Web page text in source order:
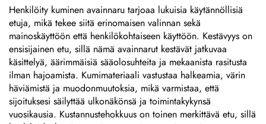
kilviä, syövytettyjä
nimikilviä, merkkiä,
lasergraavattuja
anodisoituja alumiinikilviä,
tarrakilviä
Henkilöity kuminen avainnaru tarjoaa lukuisia käytännöllisiä
etuja, mikä tekee siitä erinomaisen valinnan sekä
mainoskäyttöön että henkilökohtaiseen käyttöön. Kestävyys on
ensisijainen etu, sillä nämä avainnarut kestävät jatkuvaa
käsittelyä, äärimmäisiä sääolosuhteita ja mekaanista rasitusta
ilman hajoamista. Kumimateriaali vastustaa halkeamia, värin
häviämistä ja muodonmuutoksia, mikä varmistaa, että
sijoituksesi säilyttää ulkonäkönsä ja toimintakykynsä
vuosikausia. Kustannustehokkuus on toinen merkittävä etu, sillä